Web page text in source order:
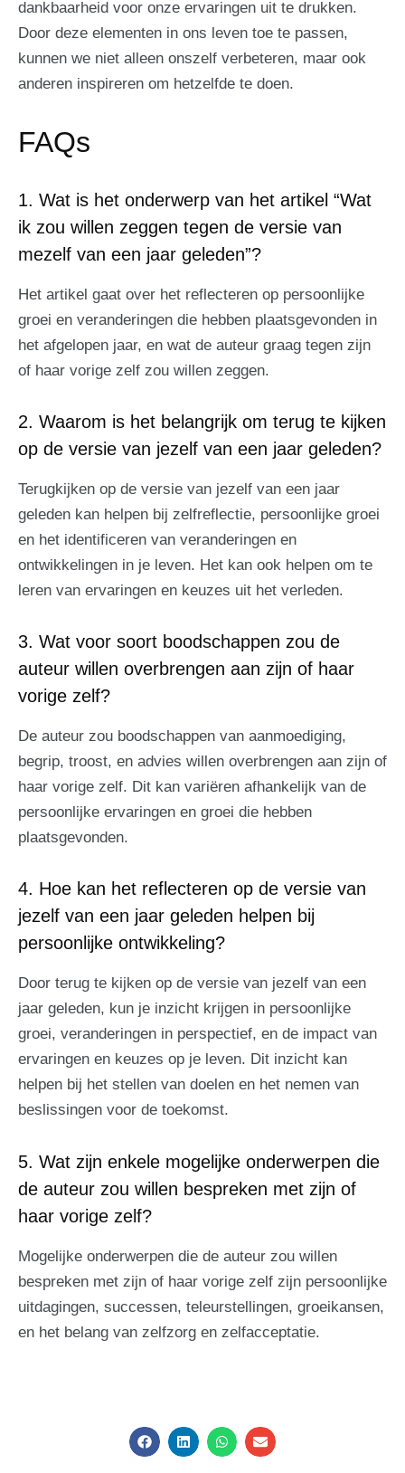
dankbaarheid voor onze ervaringen uit te drukken.
Door deze elementen in ons leven toe te passen,
kunnen we niet alleen onszelf verbeteren, maar ook
anderen inspireren om hetzelfde te doen.
FAQs
1. Wat is het onderwerp van het artikel “Wat
ik zou willen zeggen tegen de versie van
mezelf van een jaar geleden”?
Het artikel gaat over het reflecteren op persoonlijke
groei en veranderingen die hebben plaatsgevonden in
het afgelopen jaar, en wat de auteur graag tegen zijn
of haar vorige zelf zou willen zeggen.
2. Waarom is het belangrijk om terug te kijken
op de versie van jezelf van een jaar geleden?
Terugkijken op de versie van jezelf van een jaar
geleden kan helpen bij zelfreflectie, persoonlijke groei
en het identificeren van veranderingen en
ontwikkelingen in je leven. Het kan ook helpen om te
leren van ervaringen en keuzes uit het verleden.
3. Wat voor soort boodschappen zou de
auteur willen overbrengen aan zijn of haar
vorige zelf?
De auteur zou boodschappen van aanmoediging,
begrip, troost, en advies willen overbrengen aan zijn of
haar vorige zelf. Dit kan variëren afhankelijk van de
persoonlijke ervaringen en groei die hebben
plaatsgevonden.
4. Hoe kan het reflecteren op de versie van
jezelf van een jaar geleden helpen bij
persoonlijke ontwikkeling?
Door terug te kijken op de versie van jezelf van een
jaar geleden, kun je inzicht krijgen in persoonlijke
groei, veranderingen in perspectief, en de impact van
ervaringen en keuzes op je leven. Dit inzicht kan
helpen bij het stellen van doelen en het nemen van
beslissingen voor de toekomst.
5. Wat zijn enkele mogelijke onderwerpen die
de auteur zou willen bespreken met zijn of
haar vorige zelf?
Mogelijke onderwerpen die de auteur zou willen
bespreken met zijn of haar vorige zelf zijn persoonlijke
uitdagingen, successen, teleurstellingen, groeikansen,
en het belang van zelfzorg en zelfacceptatie.